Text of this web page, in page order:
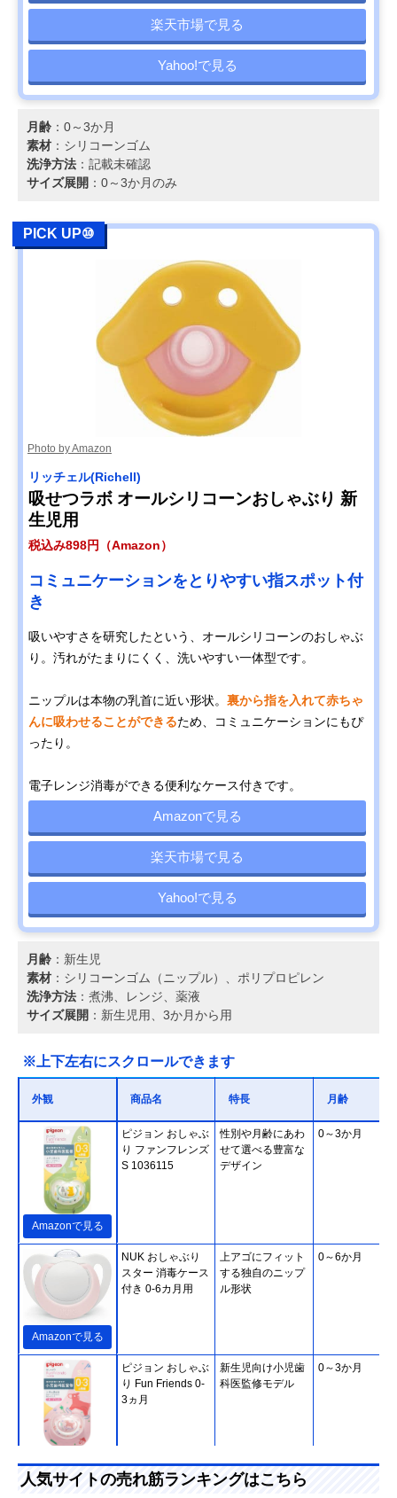
楽天市場で見る
Yahoo!で見る
月齢 ：0～3か月
素材 ：シリコーンゴム
洗浄方法 ：記載未確認
サイズ展開 ：0～3か月のみ
PICK UP⑩
Photo by Amazon
リッチェル(Richell)
吸せつラボ オールシリコーンおしゃぶり 新
生児用
税込み898円（Amazon）
コミュニケーションをとりやすい指スポット付
き
吸いやすさを研究したという、オールシリコーンのおしゃぶ
り。汚れがたまりにくく、洗いやすい一体型です。
ニップルは本物の乳首に近い形状。 裏から指を入れて赤ちゃ
んに吸わせることができるため、コミュニケーションにもぴ
ったり。
電子レンジ消毒ができる便利なケース付きです。
Amazonで見る
楽天市場で見る
Yahoo!で見る
月齢 ：新生児
素材 ：シリコーンゴム（ニップル）、ポリプロピレン
洗浄方法 ：煮沸、レンジ、薬液
サイズ展開 ：新生児用、3か月から用
※上下左右にスクロールできます
外観 商品名 特長 月齢
Amazonで見る
ピジョン おしゃぶ
り ファンフレンズ
S 1036115
性別や月齢にあわ
せて選べる豊富な
デザイン
0～3か月
Amazonで見る
NUK おしゃぶり
スター 消毒ケース
付き 0-6カ月用
上アゴにフィット
する独自のニップ
ル形状
0～6か月
ピジョン おしゃぶ
り Fun Friends 0-
3ヵ月
新生児向け小児歯
科医監修モデル
0～3か月
ChuChu デンティ
自然な歯並びをサ
人気サイトの売れ筋ランキングはこちら